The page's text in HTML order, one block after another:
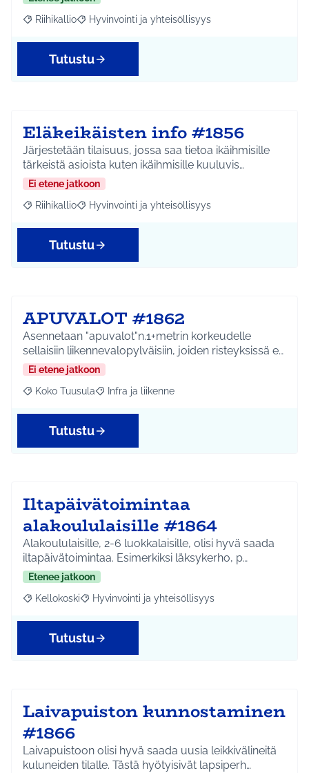
Rajaa tulokset aihepiirin mukaan: Riihikallio
Riihikallio Rajaa tulokset teeman mukaan: Hyvinvointi ja
Hyvinvointi ja yhteisöllisyys
Tutustu
Eläkeikäisten info #1856
Järjestetään tilaisuus, jossa saa tietoa ikäihmisille
tärkeistä asioista kuten ikäihmisille kuuluvis…
Ei etene jatkoon
Rajaa tulokset aihepiirin mukaan: Riihikallio
Riihikallio Rajaa tulokset teeman mukaan: Hyvinvointi ja
Hyvinvointi ja yhteisöllisyys
Tutustu
APUVALOT #1862
Asennetaan "apuvalot"n.1+metrin korkeudelle
sellaisiin liikennevalopylväisiin, joiden risteyksissä e…
Ei etene jatkoon
Rajaa tulokset aihepiirin mukaan: Koko Tuusula
Koko Tuusula Rajaa tulokset teeman mukaan: Infra ja liikenne
Infra ja liikenne
Tutustu
Iltapäivätoimintaa
alakoululaisille #1864
Alakoululaisille, 2-6 luokkalaisille, olisi hyvä saada
iltapäivätoimintaa. Esimerkiksi läksykerho, p…
Etenee jatkoon
Rajaa tulokset aihepiirin mukaan: Kellokoski
Kellokoski Rajaa tulokset teeman mukaan: Hyvinvointi ja
Hyvinvointi ja yhteisöllisyys
Tutustu
Laivapuiston kunnostaminen
#1866
Laivapuistoon olisi hyvä saada uusia leikkivälineitä
kuluneiden tilalle. Tästä hyötyisivät lapsiperh…